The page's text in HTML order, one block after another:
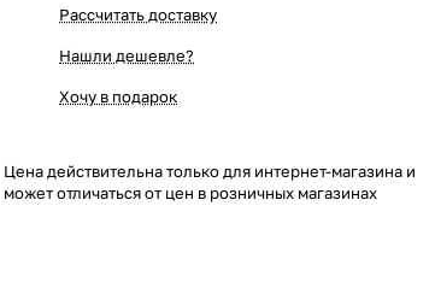
Рассчитать доставку
Нашли дешевле?
Хочу в подарок
Цена действительна только для интернет-магазина и
может отличаться от цен в розничных магазинах